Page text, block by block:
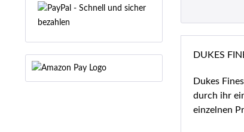
DUKES
Dukes
durch ihr
einzelnen